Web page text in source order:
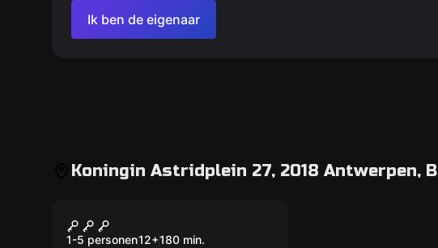
Ik ben de eigenaar
Koningin Astridplein 27, 2018 Antwerpen,
World City Trail
1-5 personen12+180 min.